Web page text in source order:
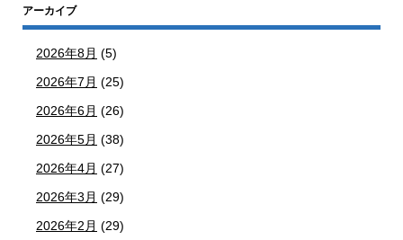
アーカイブ
2026年8月 (5)
2026年7月 (25)
2026年6月 (26)
2026年5月 (38)
2026年4月 (27)
2026年3月 (29)
2026年2月 (29)